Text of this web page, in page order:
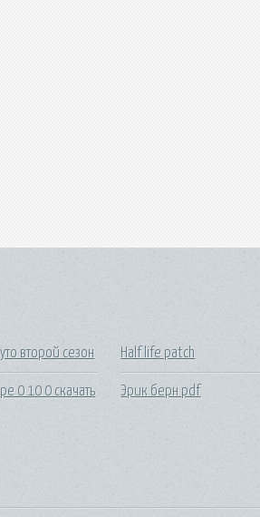
второй сезон
0 10 0 скачать
Half life patch
Эрик берн pdf